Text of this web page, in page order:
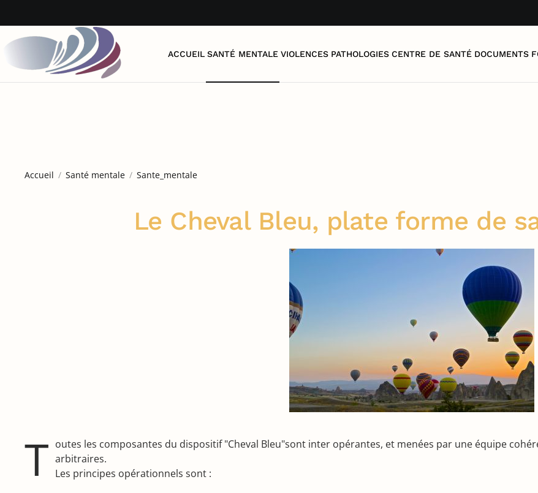
Accéder au contenu principal
ACCUEIL SANTÉ MENTALE VIOLENCES PATHOLOGIES CENTRE DE SANTÉ DOCUMENTS
Accueil Santé mentale Sante_mentale
Le Cheval Bleu, plate forme de
T outes les composantes du dispositif "Cheval Bleu"sont inter opérantes, et menées par une équipe
arbitraires.
Les principes opérationnels sont :